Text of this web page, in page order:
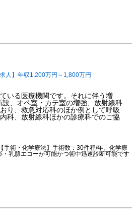
人】年収1,200万円～1,800万円
いる医療機関です。それに伴う増
、オペ室・カテ室の増強、放射線科
り、救急対応科のほか例として呼吸
科、放射線科ほかの診療科でのご協
手術・化学療法】手術数：30件程/年、化学療
乳腺エコーが可能かつ術中迅速診断可能です